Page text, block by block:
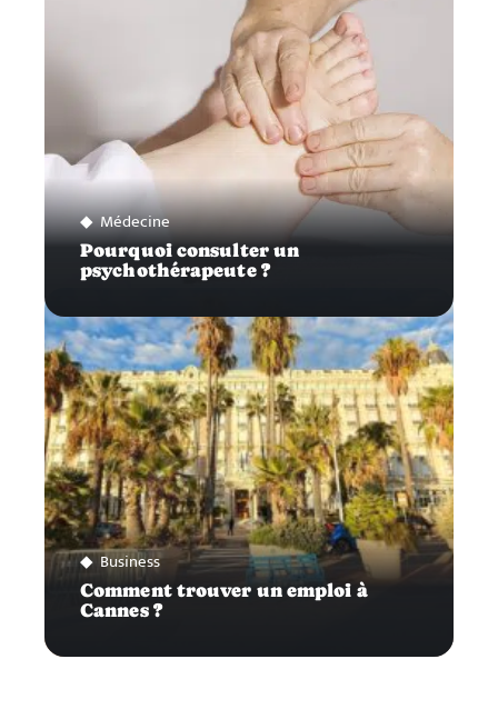
Médecine
Pourquoi consulter un
psychothérapeute ?
Business
Comment trouver un emploi à
Cannes ?